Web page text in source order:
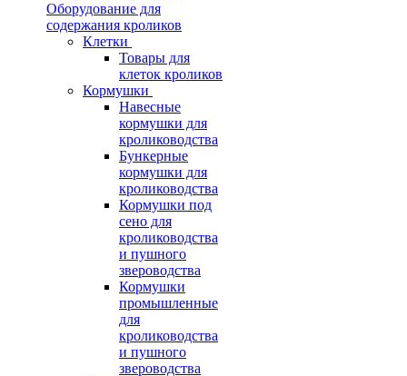
Оборудование для
содержания кроликов
Клетки
Товары для
клеток кроликов
Кормушки
Навесные
кормушки для
кролиководства
Бункерные
кормушки для
кролиководства
Кормушки под
сено для
кролиководства
и пушного
звероводства
Кормушки
промышленные
для
кролиководства
и пушного
звероводства